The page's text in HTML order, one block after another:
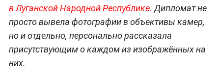
в Луганской Народной Республике.Дипломат не
просто вывела фотографии в объективы камер,
но и отдельно, персонально рассказала
присутствующим о каждом из изображённых на
них.